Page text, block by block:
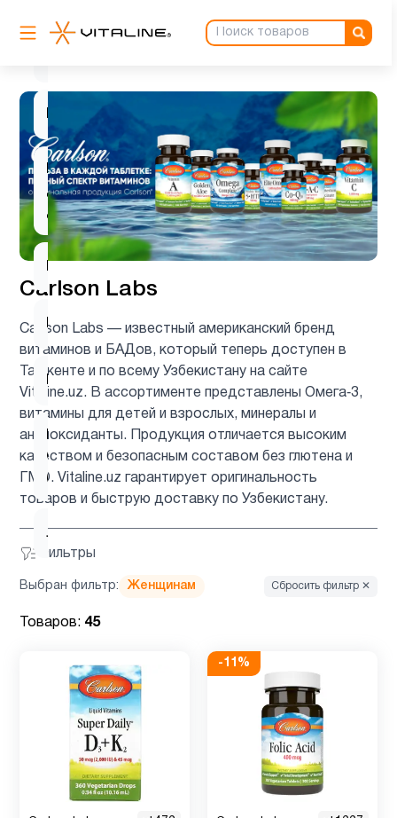
Carlson Labs
Carlson Labs — известный американский бренд
витаминов и БАДов, который теперь доступен в
Ташкенте и по всему Узбекистану на сайте
Vitaline.uz. В ассортименте представлены Омега‑3,
витамины для детей и взрослых, минералы и
антиоксиданты. Продукция отличается высоким
качеством и безопасным составом без глютена и
ГМО. Vitaline.uz гарантирует оригинальность
товаров и быструю доставку по Узбекистану.
Фильтры
Кальции
Кальций
для
детей
2
Клетчатка 1
Коэнзим
Q10
(CoQ10)
1
Лецитин 2
Лидеры
Магний 8
Магний
глицинат
4
Медь 1
Выбран фильтр: Женщинам Сбросить фильтр ✕
Товаров: 45
-11 %